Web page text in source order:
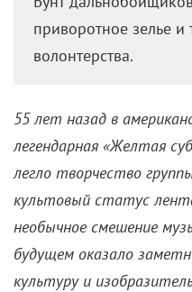
приворотное зелье и
волонтерства.
55 лет назад в
легендарная «Желтая
легло творчество
культовый статус
необычное смешение
будущем оказало
культуру и